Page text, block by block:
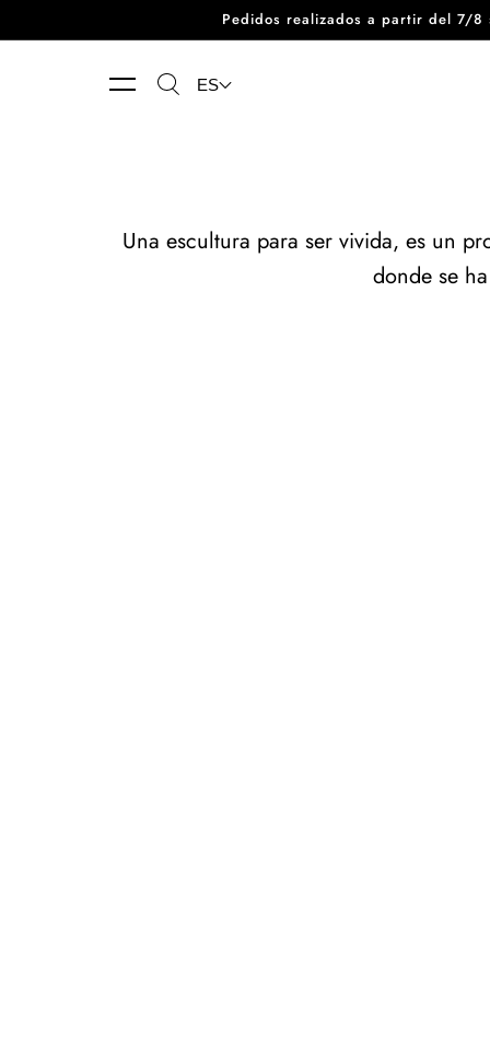
Ir directamente al contenidoPedidos realizados a partir del 7/8
ES
Una escultura para ser vivida, es un
donde se